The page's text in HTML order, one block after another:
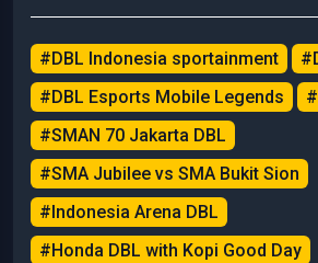
#DBL Indonesia sportainment
#DBL Esports Mobile Legends
#SMAN 70 Jakarta DBL
#SMA Jubilee vs SMA Bukit Sion
#Indonesia Arena DBL
#Honda DBL with Kopi Good Day